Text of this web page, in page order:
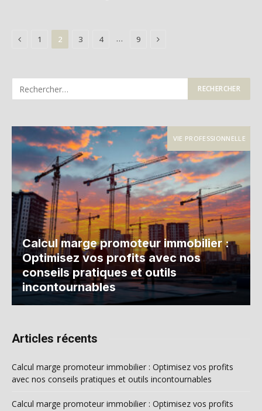
Previous
1 2 3 4 … 9 Next
VIE PROFESSIONNELLE
Calcul marge promoteur immobilier :
Optimisez vos profits avec nos
conseils pratiques et outils
incontournables
Articles récents
Calcul marge promoteur immobilier : Optimisez vos profits
avec nos conseils pratiques et outils incontournables
Calcul marge promoteur immobilier : Optimisez vos profits